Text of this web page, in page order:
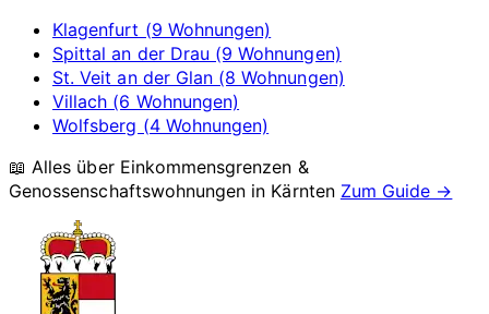
Klagenfurt (9 Wohnungen)
Spittal an der Drau (9 Wohnungen)
St. Veit an der Glan (8 Wohnungen)
Villach (6 Wohnungen)
Wolfsberg (4 Wohnungen)
📖 Alles über Einkommensgrenzen &
Genossenschaftswohnungen in Kärnten Zum Guide →